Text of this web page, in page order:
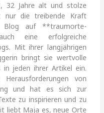
32 Jahre alt und stolze
nur die treibende Kraft
Blog auf **traumorte-
eine erfolgreiche
Mit ihrer langjährigen
bringt sie wertvolle
in jeden ihrer Artikel ein.
von
und hat es sich zur
zu inspirieren und zu
liebt Maja es, neue Orte